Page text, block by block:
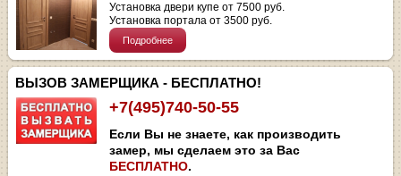
Установка двери купе от 7500 руб.
Установка портала от 3500 руб.
Подробнее
ВЫЗОВ ЗАМЕРЩИКА - БЕСПЛАТНО!
+7(495)740-50-55
Если Вы не знаете, как производить
замер, мы сделаем это за Вас
БЕСПЛАТНО.